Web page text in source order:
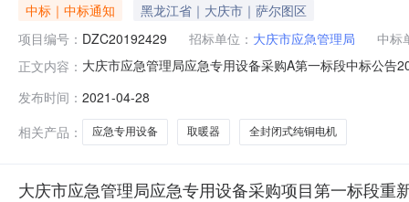
中标｜中标通知
黑龙江省｜大庆市｜萨尔图区
项目编号： DZC20192429 招标单位： 大庆市应急管理局
中标
正文内容： 大庆市应急管理局应急专用设备采购A第一标段中标公
4671801采购单位大庆市应急管理局采购单位地址大庆
心三
发布时间： 2021-04-28
相关产品：
应急专用设备 取暖器 全封闭式纯铜电机
大庆市应急管理局应急专用设备采购项目第一标段重